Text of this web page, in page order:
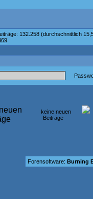
132.258 (durchschnittlich
.
keine neuen
Beiträge
Forensoftware: Burning